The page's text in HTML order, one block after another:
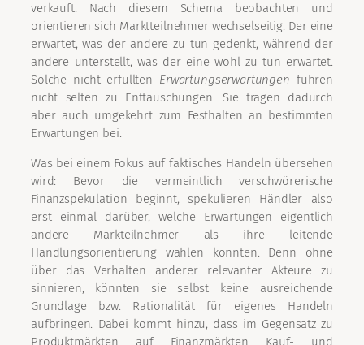
verkauft. Nach diesem Schema beobachten und
orientieren sich Marktteilnehmer wechselseitig. Der eine
erwartet, was der andere zu tun gedenkt, während der
andere unterstellt, was der eine wohl zu tun erwartet.
Solche nicht erfüllten Erwartungserwartungen führen
nicht selten zu Enttäuschungen. Sie tragen dadurch
aber auch umgekehrt zum Festhalten an bestimmten
Erwartungen bei.
Was bei einem Fokus auf faktisches Handeln übersehen
wird: Bevor die vermeintlich verschwörerische
Finanzspekulation beginnt, spekulieren Händler also
erst einmal darüber, welche Erwartungen eigentlich
andere Markteilnehmer als ihre leitende
Handlungsorientierung wählen könnten. Denn ohne
über das Verhalten anderer relevanter Akteure zu
sinnieren, könnten sie selbst keine ausreichende
Grundlage bzw. Rationalität für eigenes Handeln
aufbringen. Dabei kommt hinzu, dass im Gegensatz zu
Produktmärkten auf Finanzmärkten Kauf- und